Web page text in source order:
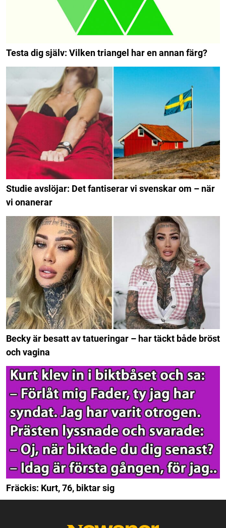
Testa dig själv: Vilken triangel har en annan färg?
Studie avslöjar: Det fantiserar vi svenskar om – när
vi onanerar
Becky är besatt av tatueringar – har täckt både bröst
och vagina
Fräckis: Kurt, 76, biktar sig